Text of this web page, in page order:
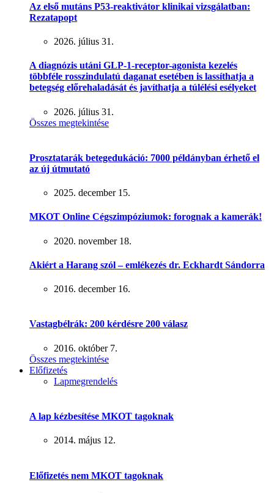
Az első mutáns P53-reaktivátor klinikai vizsgálatban:
Rezatapopt
2026. július 31.
A diagnózis utáni GLP-1-receptor-agonista kezelés
többféle rosszindulatú daganat esetében is lassíthatja a
betegség előrehaladását és javíthatja a túlélési esélyeket
2026. július 31.
Összes megtekintése
Prosztatarák betegedukáció: 7000 példányban érhető el
az új útmutató
2025. december 15.
MKOT Online Cégszimpóziumok: forognak a kamerák!
2020. november 18.
Akiért a Harang szól – emlékezés dr. Eckhardt Sándorra
2016. december 16.
Vastagbélrák: 200 kérdésre 200 válasz
2016. október 7.
Összes megtekintése
Előfizetés
Lapmegrendelés
A lap kézbesítése MKOT tagoknak
2014. május 12.
Előfizetés nem MKOT tagoknak